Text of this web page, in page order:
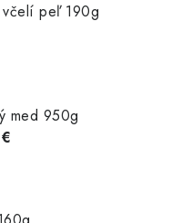
včelí peľ 190g
med 950g